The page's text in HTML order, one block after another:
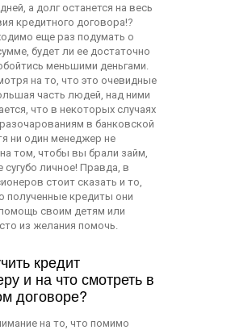
а долг останется на весь
кредитного договора!?
еще раз подумать о
будет ли ее достаточно
меньшими деньгами.
на то, что это очевидные
часть людей, над ними
что в некоторых случаях
в банковской
ни один менеджер не
том, чтобы вы брали займ,
сугубо личное! Правда, в
стоит сказать и то,
полученные кредиты они
своим детям или
из желания помочь.
кредит
и на что смотреть в
договоре?
на то, что помимо